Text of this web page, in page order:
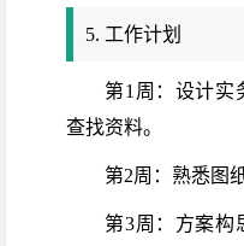
5. 工作计划
第1周：设计实
查找资料。
第2周：熟悉图
第3周：方案构